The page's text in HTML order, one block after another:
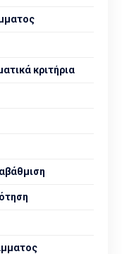
κριτήρια